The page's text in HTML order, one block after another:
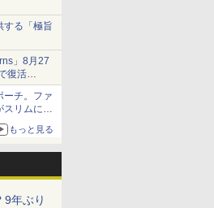
する「極旨
」8月27
復活
ルが実施
ーチ。ファ
スリムにま
もっと見る
9年ぶり